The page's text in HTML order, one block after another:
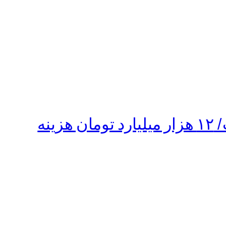
استقراض دولت برای خرید گندم و مخارج سلامت خانمان‌سوز است/ ۱۲ هزار میلیارد تومان هزینه